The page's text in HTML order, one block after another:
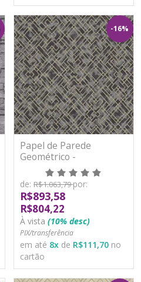
-16%
Papel de Parede
Geométrico -
Metropolitan Stories 3 -
AS388281 - Vinílico
de: R$1.063,79por:
R$893,58
R$804,22
À vista (10% desc)
PIX/transferência
em até 8x de R$111,70 no
cartão